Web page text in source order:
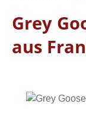
Grey
aus
Bildergalerie